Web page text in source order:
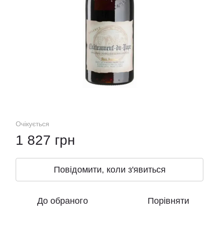
Очікується
1 827 грн
Повідомити, коли з'явиться
До обраного Порівняти